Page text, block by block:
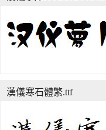
漢儀寒石體繁.ttf